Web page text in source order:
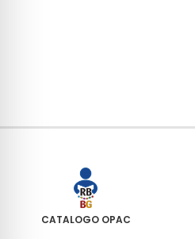
CATALOGO OPAC